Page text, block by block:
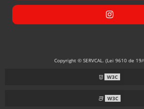
PROGRAMADOR PARA CALDEIRA
REGULAGEM DE COMBUSTÃO EM QUEIMADORES
TUBOS PARA CALDEIRAS DE VAPOR
Copyright © SERVCAL. (Lei 9610 de
W3C
W3C